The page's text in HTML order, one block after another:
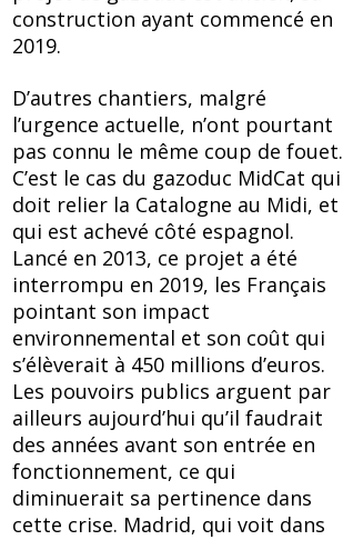
construction ayant commencé en
2019.
D’autres chantiers, malgré
l’urgence actuelle, n’ont pourtant
pas connu le même coup de fouet.
C’est le cas du gazoduc MidCat qui
doit relier la Catalogne au Midi, et
qui est achevé côté espagnol.
Lancé en 2013, ce projet a été
interrompu en 2019, les Français
pointant son impact
environnemental et son coût qui
s’élèverait à 450 millions d’euros.
Les pouvoirs publics arguent par
ailleurs aujourd’hui qu’il faudrait
des années avant son entrée en
fonctionnement, ce qui
diminuerait sa pertinence dans
cette crise. Madrid, qui voit dans